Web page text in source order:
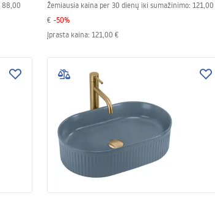
88,00
Žemiausia kaina per 30 dienų iki sumažinimo: 121,00
€ -50%
Įprasta kaina: 121,00 €